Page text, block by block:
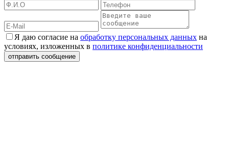
Я даю согласие на обработку персональных данных на
условиях, изложенных в политике конфиденциальности